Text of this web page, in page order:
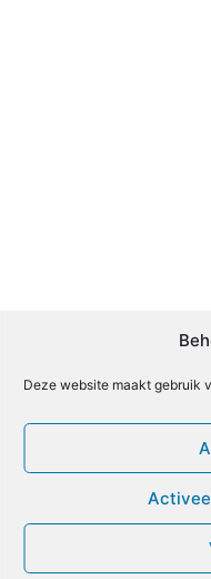
Deze website maakt gebruik